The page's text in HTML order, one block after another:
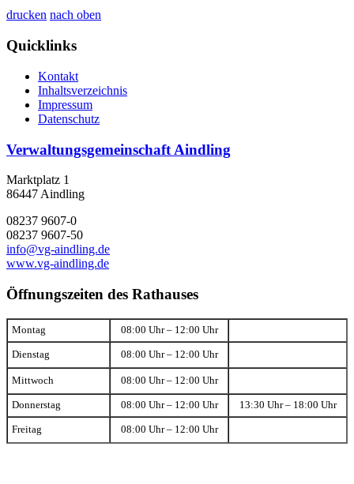
drucken nach oben
Quicklinks
Kontakt
Inhaltsverzeichnis
Impressum
Datenschutz
Verwaltungsgemeinschaft Aindling
Marktplatz 1
86447 Aindling
08237 9607-0
08237 9607-50
info@vg-aindling.de
www.vg-aindling.de
Öffnungszeiten des Rathauses
Montag 08:00 Uhr – 12:00 Uhr
Dienstag 08:00 Uhr – 12:00 Uhr
Mittwoch 08:00 Uhr – 12:00 Uhr
Donnerstag 08:00 Uhr – 12:00 Uhr 13:30 Uhr – 18:00 Uhr
Freitag 08:00 Uhr – 12:00 Uhr